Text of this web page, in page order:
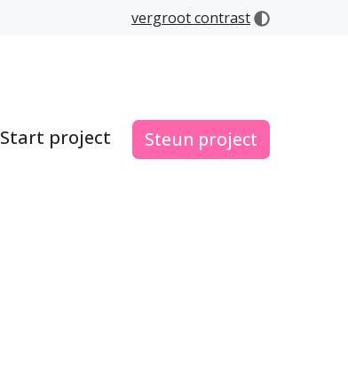
vergroot contrast
Start project Steun project